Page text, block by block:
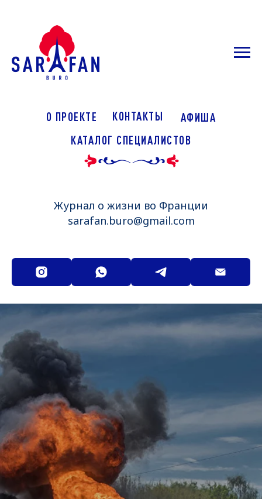
О ПРОЕКТЕ КОНТАКТЫ
АФИША
КАТАЛОГ СПЕЦИАЛИСТОВ
Журнал о жизни во Франции
sarafan.buro@gmail.com